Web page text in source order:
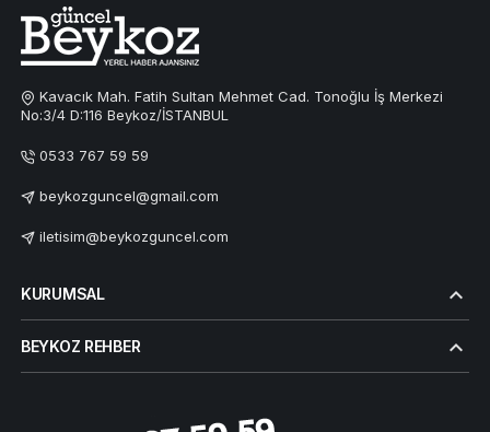
Kavacık Mah. Fatih Sultan Mehmet Cad. Tonoğlu İş Merkezi
No:3/4 D:116 Beykoz/İSTANBUL
0533 767 59 59
beykozguncel@gmail.com
iletisim@beykozguncel.com
KURUMSAL
BEYKOZ REHBER